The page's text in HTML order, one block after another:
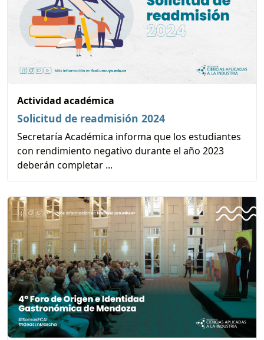
Actividad académica
Solicitud de readmisión 2024
Secretaría Académica informa que los estudiantes
con rendimiento negativo durante el año 2023
deberán completar ...